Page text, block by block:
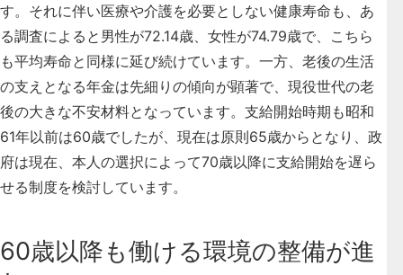
す。それに伴い医療や介護を必要としない健康寿命も、あ
る調査によると男性が72.14歳、女性が74.79歳で、こちら
も平均寿命と同様に延び続けています。一方、 老後の生活
の支えとなる年金は先細りの傾向が顕著で、現役世代の老
後の大きな不安材料となっています。支給開始時期も昭和
61年以前は60歳でしたが、現在は原則65歳からとなり、政
府は現在、本人の選択によって70歳以降に支給開始を遅ら
せる制度を検討しています。
60歳以降も働ける環境の整備が進